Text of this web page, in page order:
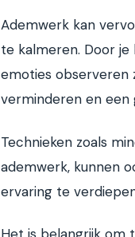
Ademwerk kan
te kalmeren. Door
emoties observeren
verminderen en een
Technieken zoals
ademwerk, kunnen
ervaring te